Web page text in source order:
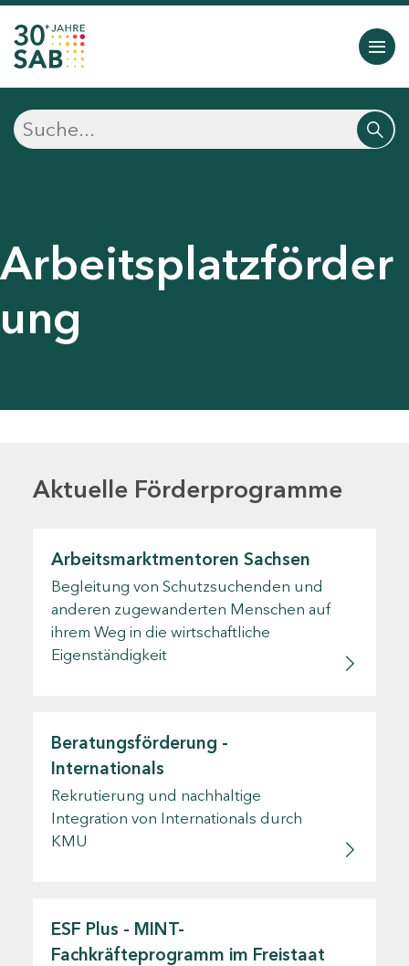
Arbeitsplatzförder
ung
Aktuelle Förderprogramme
Arbeitsmarktmentoren Sachsen
Begleitung von Schutzsuchenden und
anderen zugewanderten Menschen auf
ihrem Weg in die wirtschaftliche
Eigenständigkeit
Beratungsförderung -
Internationals
Rekrutierung und nachhaltige
Integration von Internationals durch
KMU
ESF Plus - MINT-
Fachkräfteprogramm im Freistaat